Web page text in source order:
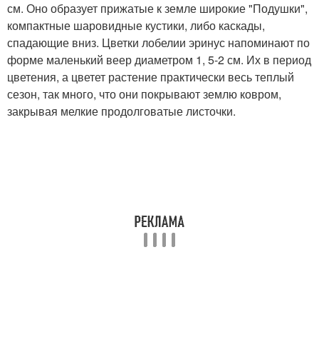
см. Оно образует прижатые к земле широкие "Подушки",
компактные шаровидные кустики, либо каскады,
спадающие вниз. Цветки лобелии эринус напоминают по
форме маленький веер диаметром 1, 5-2 см. Их в период
цветения, а цветет растение практически весь теплый
сезон, так много, что они покрывают землю ковром,
закрывая мелкие продолговатые листочки.